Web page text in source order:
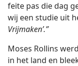
feite pas die dag
wij een studie uit
Vrijmaken’.”
Moses Rollins
in het land en